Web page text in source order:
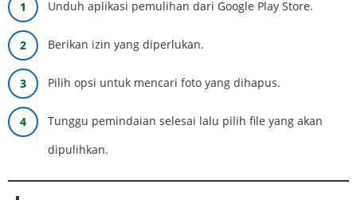
Unduh aplikasi pemulihan dari Google Play Store.
Berikan izin yang diperlukan.
Pilih opsi untuk mencari foto yang dihapus.
Tunggu pemindaian selesai lalu pilih file yang akan
dipulihkan.